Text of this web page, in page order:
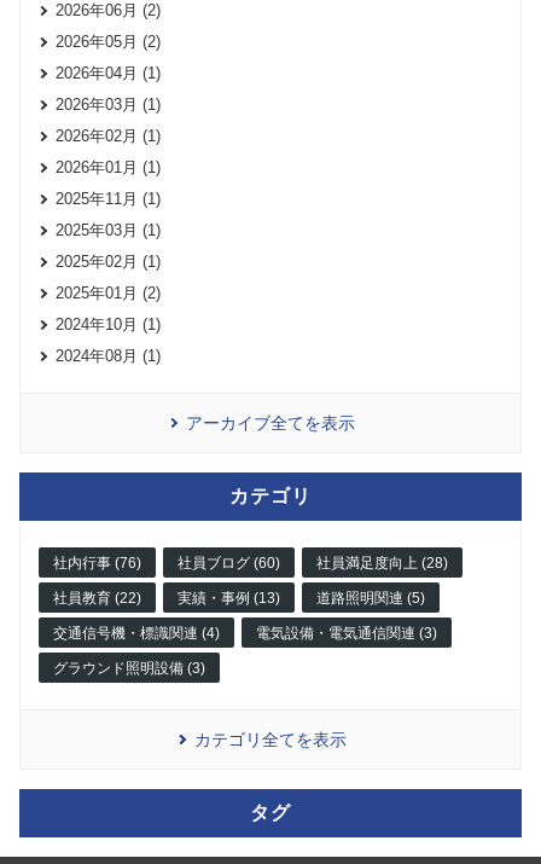
2026年06月 (2)
2026年05月 (2)
2026年04月 (1)
2026年03月 (1)
2026年02月 (1)
2026年01月 (1)
2025年11月 (1)
2025年03月 (1)
2025年02月 (1)
2025年01月 (2)
2024年10月 (1)
2024年08月 (1)
アーカイブ全てを表示
カテゴリ
社内行事 (76) 社員ブログ (60) 社員満足度向上 (28)
社員教育 (22) 実績・事例 (13) 道路照明関連 (5)
交通信号機・標識関連 (4) 電気設備・電気通信関連 (3)
グラウンド照明設備 (3)
カテゴリ全てを表示
タグ